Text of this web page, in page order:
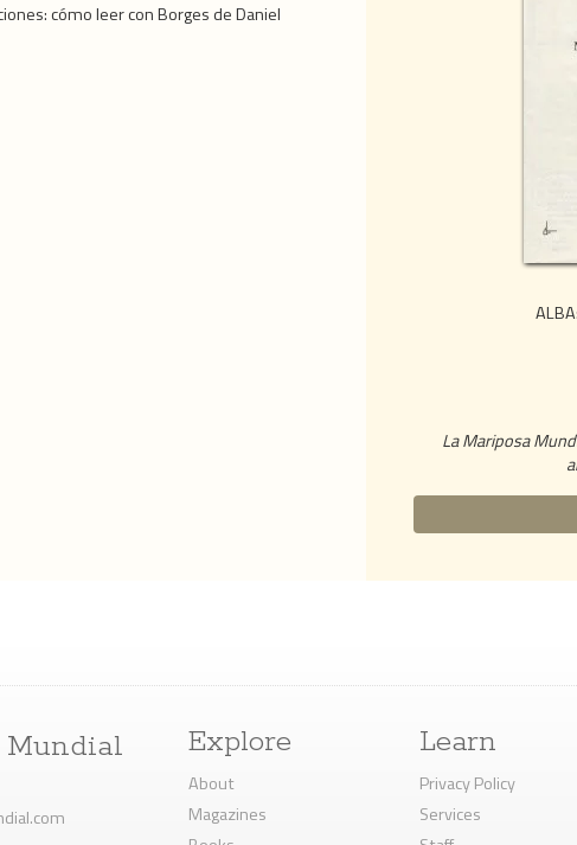
La Mariposa
cómo leer con Borges de Daniel
Mundial Explore
About
Magazines
Learn
Privacy Policy
Services